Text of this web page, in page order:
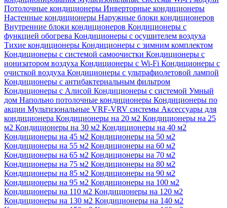
Потолочные кондиционеры Инверторные кондиционеры
Настенные кондиционеры Наружные блоки кондиционеров
Внутренние блоки кондиционеров Кондиционеры с
функцией обогрева Кондиционеры с осушителем воздуха
Тихие кондиционеры Кондиционеры с зимним комплектом
Кондиционеры с системой самоочистки Кондиционеры с
ионизатором воздуха Кондиционеры с Wi-Fi Кондиционеры с
очисткой воздуха Кондиционеры с ультрафиолетовой лампой
Кондиционеры с антибактериальным фильтром
Кондиционеры с Алисой Кондиционеры с системой Умный
дом Напольно потолочные кондиционеры Кондиционеры по
акции Мультизональные VRF-VRV системы Аксессуары для
кондиционера Кондиционеры на 20 м2 Кондиционеры на 25
м2 Кондиционеры на 30 м2 Кондиционеры на 40 м2
Кондиционеры на 45 м2 Кондиционеры на 50 м2
Кондиционеры на 55 м2 Кондиционеры на 60 м2
Кондиционеры на 65 м2 Кондиционеры на 70 м2
Кондиционеры на 75 м2 Кондиционеры на 80 м2
Кондиционеры на 85 м2 Кондиционеры на 90 м2
Кондиционеры на 95 м2 Кондиционеры на 100 м2
Кондиционеры на 110 м2 Кондиционеры на 120 м2
Кондиционеры на 130 м2 Кондиционеры на 140 м2